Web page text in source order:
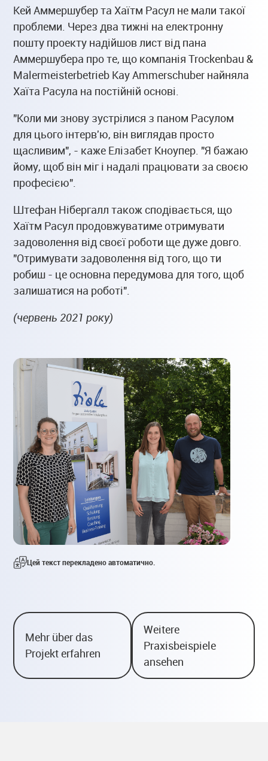
Кей Аммершубер та Хаїтм Расул не мали такої
проблеми. Через два тижні на електронну
пошту проекту надійшов лист від пана
Аммершубера про те, що компанія Trockenbau &
Malermeisterbetrieb Kay Ammerschuber найняла
Хаїта Расула на постійній основі.
"Коли ми знову зустрілися з паном Расулом
для цього інтерв'ю, він виглядав просто
щасливим", - каже Елізабет Кноупер. "Я бажаю
йому, щоб він міг і надалі працювати за своєю
професією".
Штефан Нібергалл також сподівається, що
Хаїтм Расул продовжуватиме отримувати
задоволення від своєї роботи ще дуже довго.
"Отримувати задоволення від того, що ти
робиш - це основна передумова для того, щоб
залишатися на роботі".
(червень 2021 року)
Цей текст перекладено автоматично.
Mehr über das
Projekt erfahren
Weitere
Praxisbeispiele
ansehen